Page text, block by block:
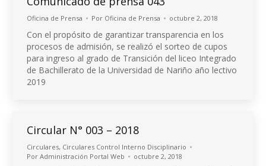
Oficina de Prensa Por Oficina de Prensa octubre 2, 2018
Con el propósito de garantizar transparencia en los
procesos de admisión, se realizó el sorteo de cupos
para ingreso al grado de Transición del liceo Integrado
de Bachillerato de la Universidad de Nariño año lectivo
2019
Circular N° 003 – 2018
Circulares, Circulares Control Interno Disciplinario
Por Administración Portal Web octubre 2, 2018